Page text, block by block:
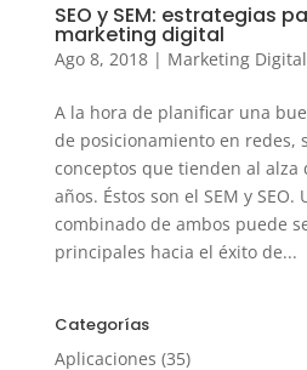
SEO y SEM: estrategias
marketing digital
Ago 8, 2018| Marketing Digital
A la hora de planificar una
de posicionamiento en redes,
conceptos que tienden al alza
años. Éstos son el SEM y SEO.
combinado de ambos puede
principales hacia el éxito de...
Categorías
Aplicaciones (35)